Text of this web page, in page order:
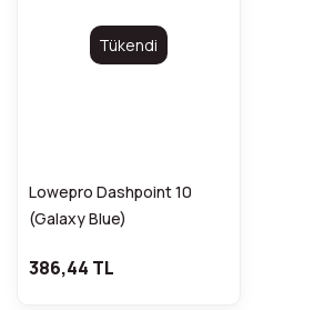
Tükendi
Lowepro Dashpoint 10
(Galaxy Blue)
386,44 TL